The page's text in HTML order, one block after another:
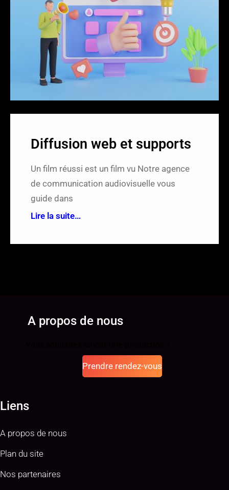
Diffusion web et supports
Un film réussi est un film vu Notre agence
de communication audiovisuelle vous
guide dans
Lire la suite…
A propos de nous
Prendre rendez-vous
Liens
A propos de nous
Plan du site
Nos partenaires